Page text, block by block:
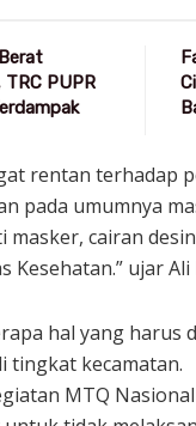
PUPR
rentan terhadap
pada umumnya
masker, cairan
Kesehatan.” ujar
hal yang harus
tingkat kecamatan.
MTQ